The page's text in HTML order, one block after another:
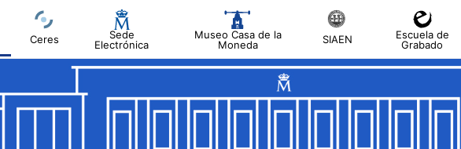
Ceres
Sede
Electrónica
Museo Casa de la
Moneda
SIAEN
Escuela de
Grabado
Erakutsi/Ezkutatu